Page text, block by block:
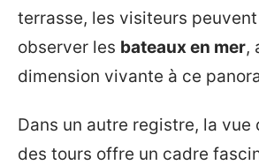
terrasse, les visiteurs
observer les bateaux en mer,
dimension vivante à ce
Dans un autre registre, la vue
des tours offre un cadre